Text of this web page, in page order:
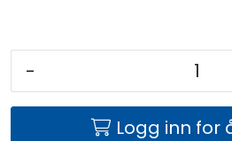
-
Logg inn for